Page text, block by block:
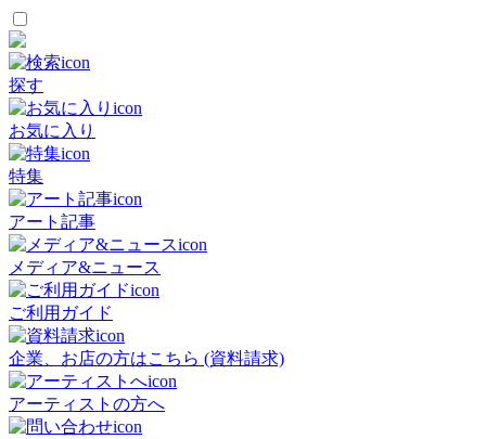
探す
お気に入り
特集
アート記事
メディア&ニュース
ご利用ガイド
企業、お店の方はこちら (資料請求)
アーティストの方へ